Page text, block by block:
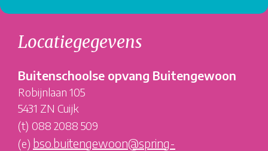
Locatiegegevens
Buitenschoolse opvang Buitengewoon
Robijnlaan 105
5431 ZN Cuijk
(t) 088 2088 509
(e) bso.buitengewoon@spring-